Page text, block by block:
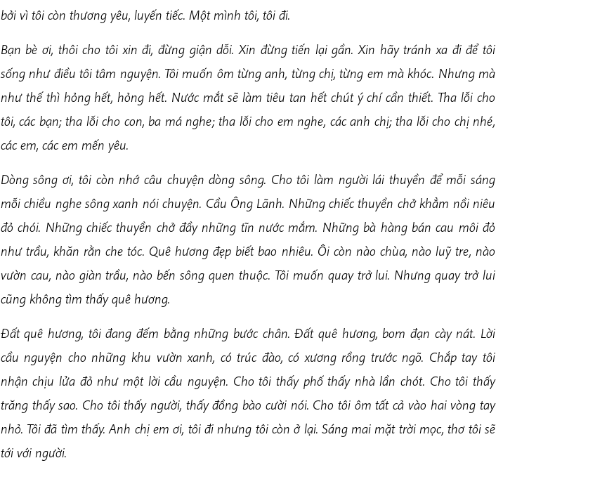
bởi vì tôi còn thương yêu, luyến tiếc. Một mình tôi, tôi đi.
Bạn bè ơi, thôi cho tôi xin đi, đừng giận dỗi. Xin đừng tiến lại gần. Xin hãy tránh xa đi để tôi
sống như điều tôi tâm nguyện. Tôi muốn ôm từng anh, từng chị, từng em mà khóc. Nhưng mà
như thế thì hỏng hết, hỏng hết. Nước mắt sẽ làm tiêu tan hết chút ý chí cần thiết. Tha lỗi cho
tôi, các bạn; tha lỗi cho con, ba má nghe; tha lỗi cho em nghe, các anh chị; tha lỗi cho chị nhé,
các em, các em mến yêu.
Dòng sông ơi, tôi còn nhớ câu chuyện dòng sông. Cho tôi làm người lái thuyền để mỗi sáng
mỗi chiều nghe sông xanh nói chuyện. Cầu Ông Lãnh. Những chiếc thuyền chở khẳm nồi niêu
đỏ chói. Những chiếc thuyền chở đầy những tĩn nước mắm. Những bà hàng bán cau môi đỏ
như trầu, khăn rằn che tóc. Quê hương đẹp biết bao nhiêu. Ôi còn nào chùa, nào luỹ tre, nào
vườn cau, nào giàn trầu, nào bến sông quen thuộc. Tôi muốn quay trở lui. Nhưng quay trở lui
cũng không tìm thấy quê hương.
Đất quê hương, tôi đang đếm bằng những bước chân. Đất quê hương, bom đạn cày nát. Lời
cầu nguyện cho những khu vườn xanh, có trúc đào, có xương rồng trước ngõ. Chắp tay tôi
nhận chịu lửa đỏ như một lời cầu nguyện. Cho tôi thấy phố thấy nhà lần chót. Cho tôi thấy
trăng thấy sao. Cho tôi thấy người, thấy đồng bào cười nói. Cho tôi ôm tất cả vào hai vòng tay
nhỏ. Tôi đã tìm thấy. Anh chị em ơi, tôi đi nhưng tôi còn ở lại. Sáng mai mặt trời mọc, thơ tôi sẽ
tới với người.